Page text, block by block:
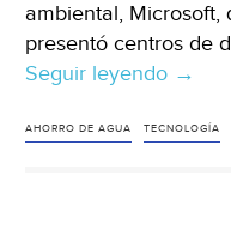
ambiental, Microsoft,
presentó centros de
Seguir leyendo →
AHORRO DE AGUA TECNOLOGÍA